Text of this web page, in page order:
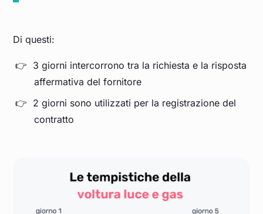
Di questi:
3 giorni intercorrono tra la richiesta e la risposta
affermativa del fornitore
2 giorni sono utilizzati per la registrazione del
contratto